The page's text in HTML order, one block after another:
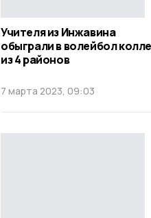
Учителя из Инжавина
обыграли в волейбол
из 4 районов
7 марта 2023, 09:03